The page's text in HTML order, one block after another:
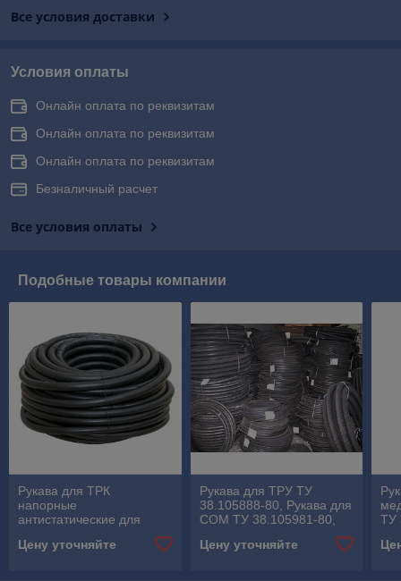
Все условия доставки
Условия оплаты
Онлайн оплата по реквизитам
Онлайн оплата по реквизитам
Онлайн оплата по реквизитам
Безналичный расчет
Все условия оплаты
Подобные товары компании
Рукава для ТРК
напорные
антистатические для
колонок ТУ 38.105888-80
Цену уточняйте
Рукава для ТРУ ТУ
38.105888-80, Рукава для
СОМ ТУ 38.105981-80,
Шланги ТУ 38.106578-89
Цену уточняйте
ТУ